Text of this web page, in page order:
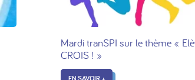
Mardi tranSPI sur le thème «
CROIS ! »